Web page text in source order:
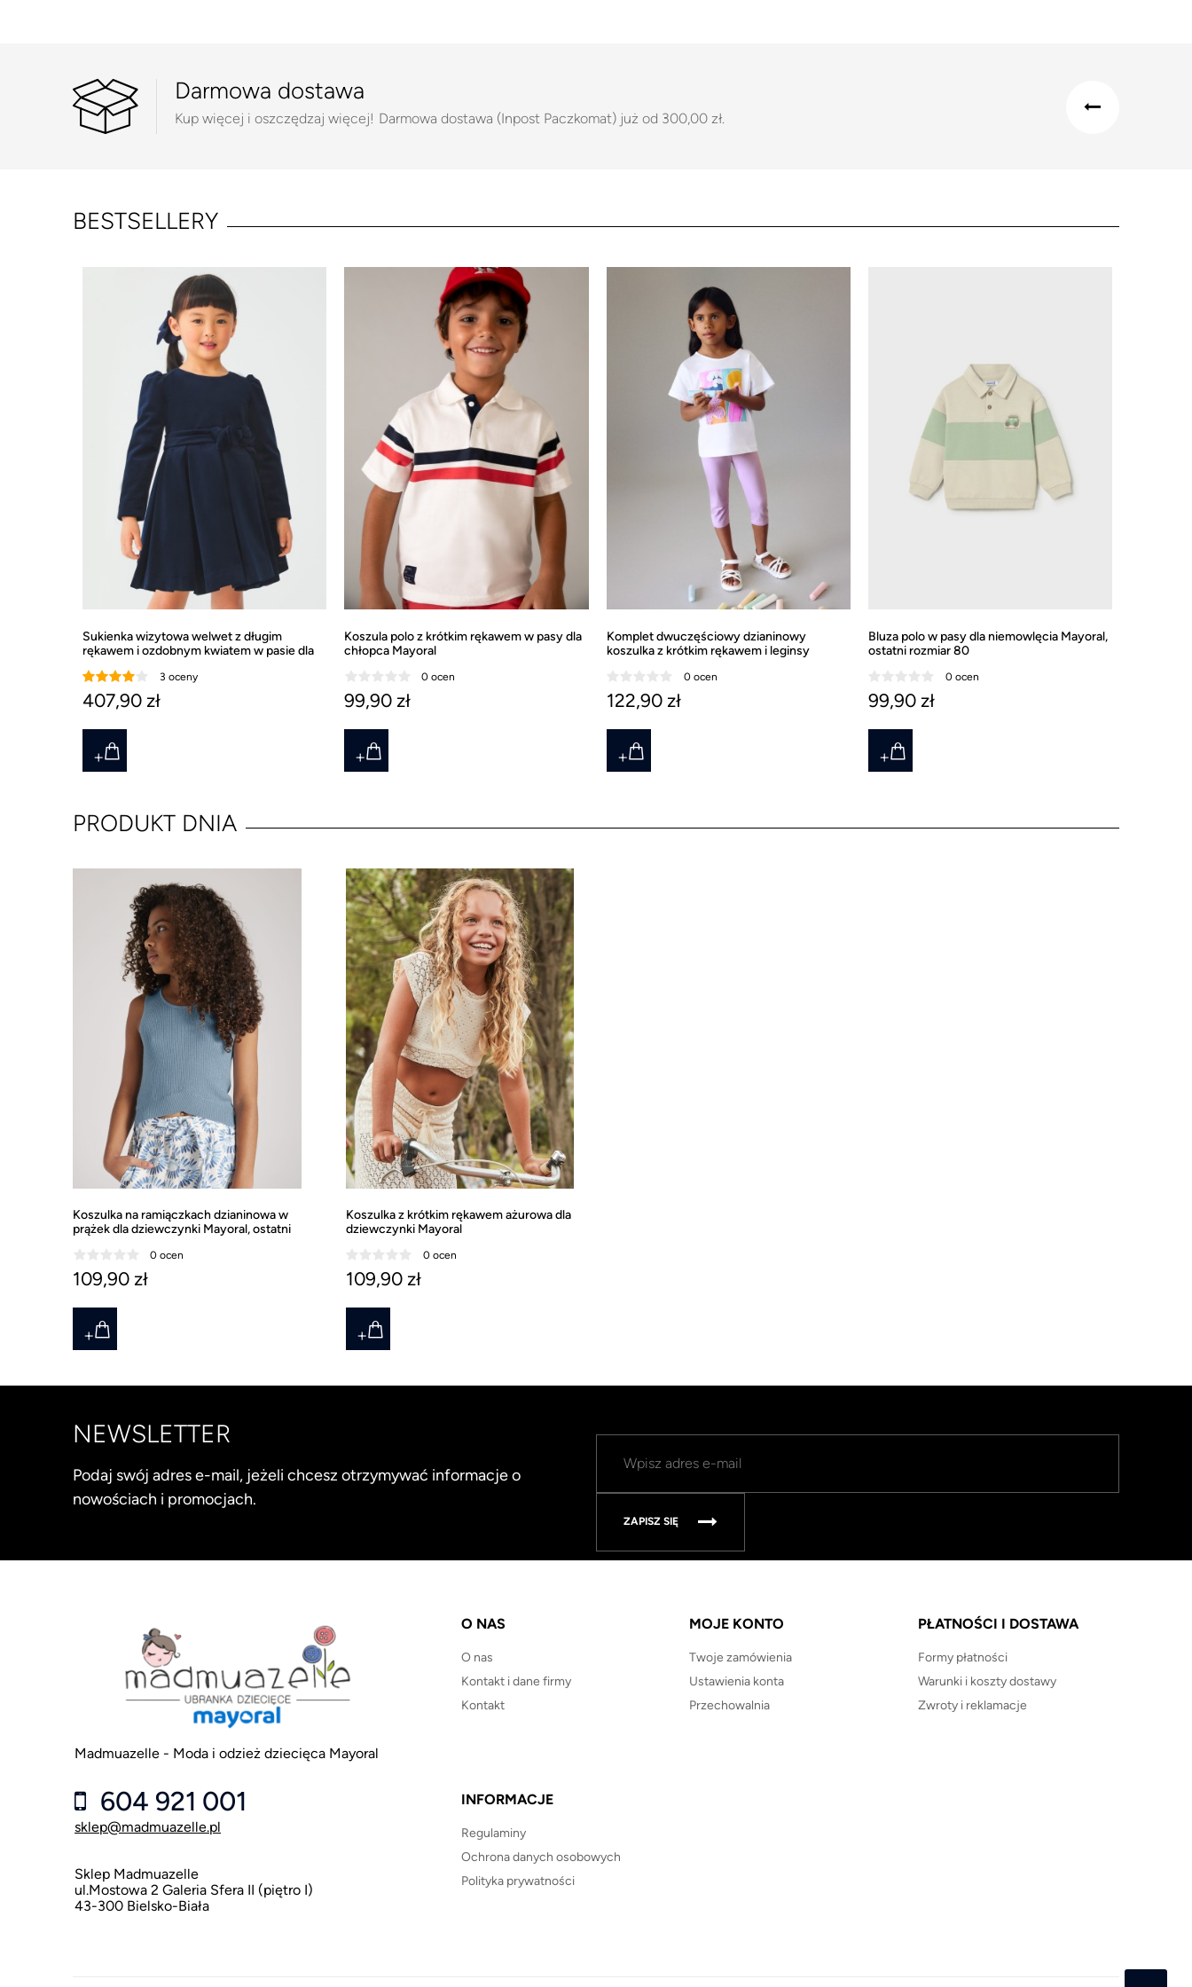
Darmowa dostawa
Kup więcej i oszczędzaj więcej! Darmowa dostawa (Inpost Paczkomat) już od 300,00 zł.
BESTSELLERY
Sukienka wizytowa welwet z długim
rękawem i ozdobnym kwiatem w pasie dla
3 oceny
407,90 zł
Koszula polo z krótkim rękawem w pasy dla
chłopca Mayoral
0 ocen
99,90 zł
Komplet dwuczęściowy dzianinowy
koszulka z krótkim rękawem i leginsy
0 ocen
122,90 zł
Bluza polo w pasy dla niemowlęcia Mayoral,
ostatni rozmiar 80
0 ocen
99,90 zł
PRODUKT DNIA
Koszulka na ramiączkach dzianinowa w
prążek dla dziewczynki Mayoral, ostatni
0 ocen
109,90 zł
Koszulka z krótkim rękawem ażurowa dla
dziewczynki Mayoral
0 ocen
109,90 zł
NEWSLETTER
Podaj swój adres e-mail, jeżeli chcesz otrzymywać informacje o
nowościach i promocjach.
ZAPISZ SIĘ
Madmuazelle - Moda i odzież dziecięca Mayoral
604 921 001
sklep@madmuazelle.pl
Sklep Madmuazelle
ul.Mostowa 2 Galeria Sfera II (piętro I)
43-300 Bielsko-Biała
O NAS
O nas
Kontakt i dane firmy
Kontakt
MOJE KONTO
Twoje zamówienia
Ustawienia konta
Przechowalnia
PŁATNOŚCI I DOSTAWA
Formy płatności
Warunki i koszty dostawy
Zwroty i reklamacje
INFORMACJE
Regulaminy
Ochrona danych osobowych
Polityka prywatności